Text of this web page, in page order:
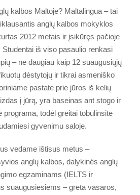
Apgyvendinimas
kalbos Maltoje? Maltalingua – tai
anglų kalbos mokyklos
2012 metais ir įsikūręs pačioje
iš viso pasaulio renkasi
– ne daugiau kaip 12 suaugusiųjų
dėstytojų ir tikrai asmeniško
pastate prie jūros iš kelių
į jūrą, yra baseinas ant stogo ir
programa, todėl greitai tobulinsite
gyvenimu saloje.
vedame ištisus metus –
anglų kalbos, dalykinės anglų
egzaminams (IELTS ir
suaugusiesiems – greta vasaros,